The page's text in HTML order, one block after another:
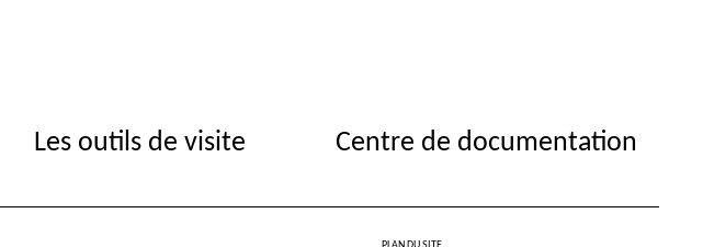
Les outils de visite Centre de documentation